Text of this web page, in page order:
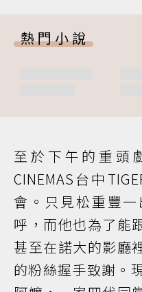
熱門小說
至於下午的重頭
CINEMAS台中
會。只見松重豐
呼，而他也為了能
甚至在諾大的影廳
的粉絲握手致謝。